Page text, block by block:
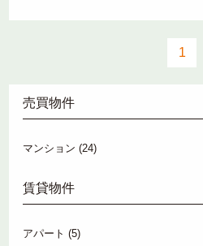
1
売買物件
マンション (24)
賃貸物件
アパート (5)